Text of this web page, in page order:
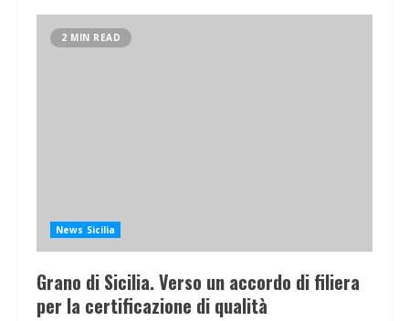
2 MIN READ
News Sicilia
Grano di Sicilia. Verso un accordo di filiera
per la certificazione di qualità